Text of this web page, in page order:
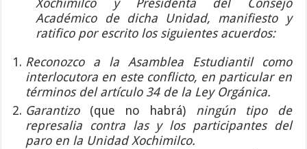
Xochimilco y Presidenta del Consejo
Académico de dicha Unidad, manifiesto y
ratifico por escrito los siguientes acuerdos:
Reconozco a la Asamblea Estudiantil como
interlocutora en este conflicto, en particular en
términos del artículo 34 de la Ley Orgánica.
Garantizo (que no habrá) ningún tipo de
represalia contra las y los participantes del
paro en la Unidad Xochimilco.